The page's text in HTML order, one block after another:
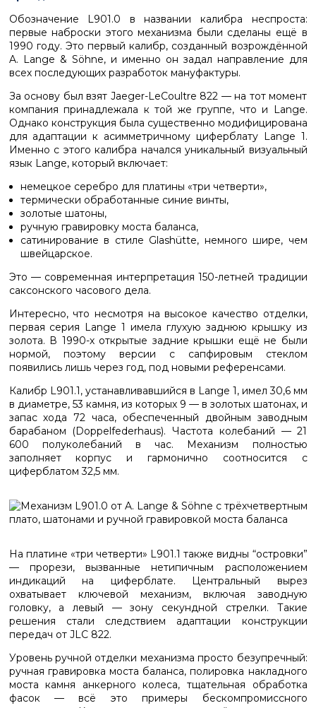
Обозначение L901.0 в названии калибра неспроста:
первые наброски этого механизма были сделаны ещё в
1990 году. Это первый калибр, созданный возрождённой
A. Lange & Söhne, и именно он задал направление для
всех последующих разработок мануфактуры.
За основу был взят Jaeger-LeCoultre 822 — на тот момент
компания принадлежала к той же группе, что и Lange.
Однако конструкция была существенно модифицирована
для адаптации к асимметричному циферблату Lange 1.
Именно с этого калибра начался уникальный визуальный
язык Lange, который включает:
немецкое серебро для платины «три четверти»,
термически обработанные синие винты,
золотые шатоны,
ручную гравировку моста баланса,
сатинирование в стиле Glashütte, немного шире, чем
швейцарское.
Это — современная интерпретация 150-летней традиции
саксонского часового дела.
Интересно, что несмотря на высокое качество отделки,
первая серия Lange 1 имела глухую заднюю крышку из
золота. В 1990-х открытые задние крышки ещё не были
нормой, поэтому версии с сапфировым стеклом
появились лишь через год, под новыми референсами.
Калибр L901.1, устанавливавшийся в Lange 1, имел 30,6 мм
в диаметре, 53 камня, из которых 9 — в золотых шатонах, и
запас хода 72 часа, обеспеченный двойным заводным
барабаном (Doppelfederhaus). Частота колебаний — 21
600 полуколебаний в час. Механизм полностью
заполняет корпус и гармонично соотносится с
циферблатом 32,5 мм.
На платине «три четверти» L901.1 также видны “островки”
— прорези, вызванные нетипичным расположением
индикаций на циферблате. Центральный вырез
охватывает ключевой механизм, включая заводную
головку, а левый — зону секундной стрелки. Такие
решения стали следствием адаптации конструкции
передач от JLC 822.
Уровень ручной отделки механизма просто безупречный:
ручная гравировка моста баланса, полировка накладного
моста камня анкерного колеса, тщательная обработка
фасок — всё это примеры бескомпромиссного